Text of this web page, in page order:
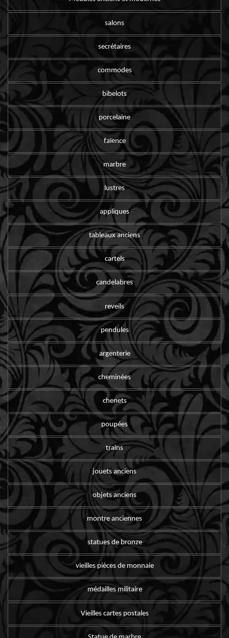
salons
secrétaires
commodes
bibelots
porcelaine
faïence
marbre
lustres
appliques
tableaux anciens
cartels
candelabres
reveils
pendules
argenterie
cheminées
chenets
poupées
trains
jouets anciens
objets anciens
montre anciennes
statues de bronze
vieilles pièces de monnaie
médailles militaire
Vieilles cartes postales